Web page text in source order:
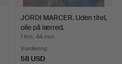
JORDI MARCER. Uden titel,
olie på lærred.
1 tim. 44 min.
Vurdering
58 USD